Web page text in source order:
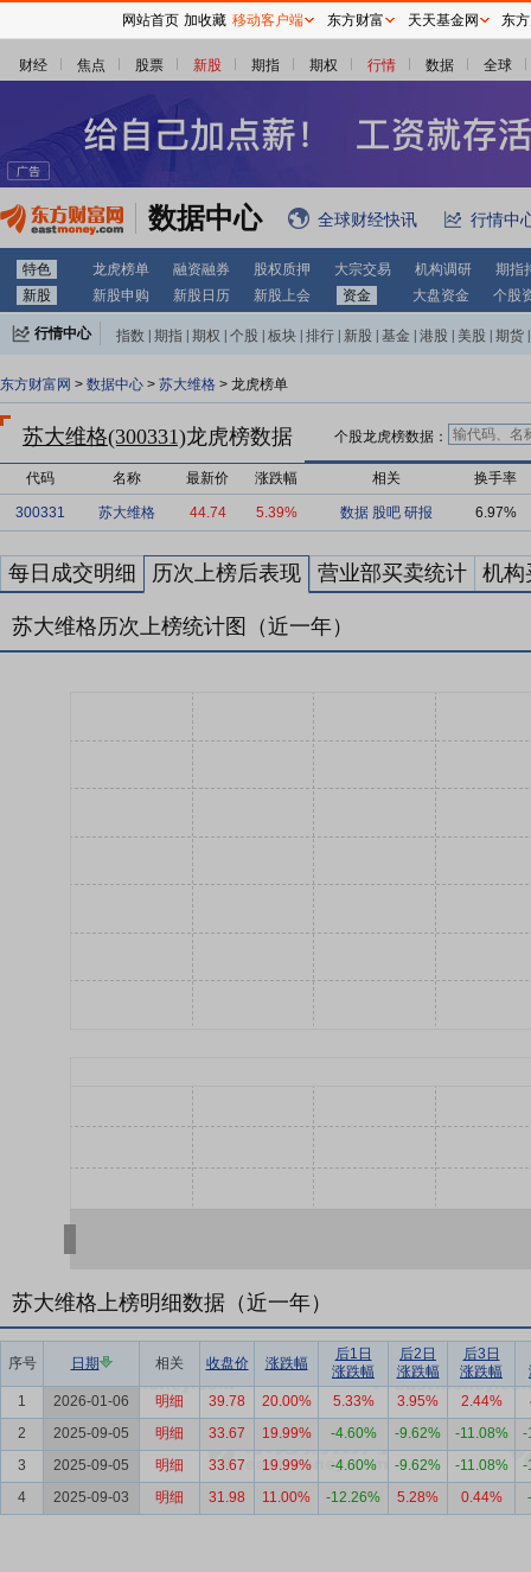
财经 焦点 股票 新股 期指 期权 行情 数据 全球
数据中心 全球财经快讯 行情中
特色 龙虎榜单 融资融券 股权质押 大宗交易 机构调研
期指
新股
新股申购 新股日历 新股上会 资金 大盘资金 个股
行情中心 指数 期指 期权 个股 板块 排行 新股 基金 港股 美股 期货
东方财富网 > 数据中心 > 苏大维格 > 龙虎榜单
苏大维格(300331)龙虎榜数据 个股龙虎榜数据：
代码 名称 最新价 涨跌幅 相关 换手率
300331 苏大维格 44.74 5.39% 数据 股吧 研报 6.97%
每日成交明细 历次上榜后表现 营业部买卖统计 机构
苏大维格历次上榜统计图（近一年）
苏大维格上榜明细数据（近一年）
序号 日期 相关 收盘价 涨跌幅
后1日
涨跌幅
后2日
涨跌幅
后3日
涨跌幅
1
2026-01-06 明细 39.78 20.00% 5.33% 3.95% 2.44%
2
2025-09-05 明细 33.67 19.99% -4.60% -9.62% -11.08%
-
3
2025-09-05 明细 33.67 19.99% -4.60% -9.62% -11.08%
-
4
2025-09-03 明细 31.98 11.00% -12.26% 5.28% 0.44%
网站首页 加收藏 移动客户端 东方财富 天天基金网 东